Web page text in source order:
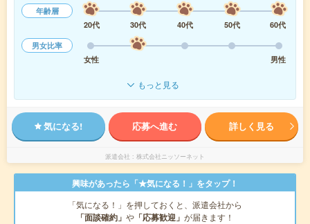
年齢層
20代
30代 40代 50代
60代
男女比率
女性
男性
もっと見る
気になる! 応募へ進む 詳しく見る
派遣会社 株式会社ニッソーネット
興味があったら「★気になる！」をタップ！
「気になる！」を押しておくと、派遣会社から
「面談確約」 や 「応募歓迎」 が届きます！